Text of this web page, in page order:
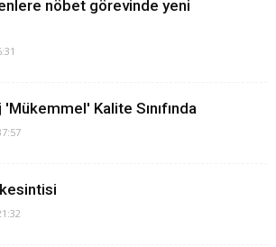
nöbet görevinde yeni
Kalite Sınıfında